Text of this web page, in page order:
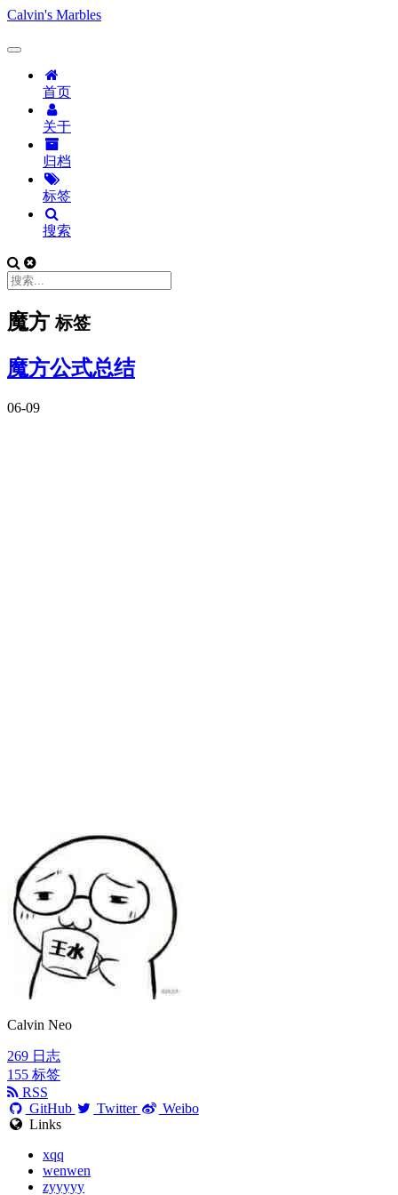
Calvin's Marbles
首页
关于
归档
标签
搜索
魔方标签
魔方公式总结
06-09
Calvin Neo
269 日志
155 标签
RSS
GitHub
Twitter
Weibo
Links
xqq
wenwen
zyyyyy